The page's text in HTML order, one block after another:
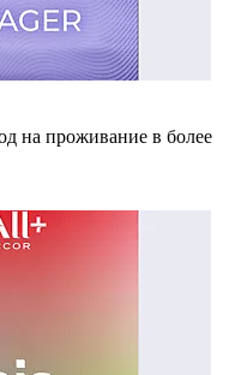
на проживание в более